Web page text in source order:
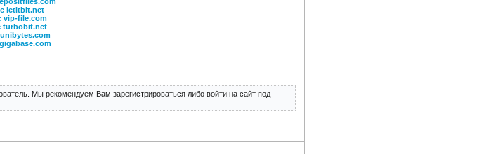
letitbit.net
vip-file.com
turbobit.net
Мы рекомендуем Вам зарегистрироваться либо войти на сайт под